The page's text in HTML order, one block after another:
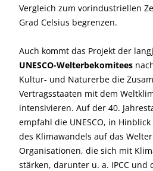
Vergleich zum vorindustriellen
Grad Celsius begrenzen.
Auch kommt das Projekt der
UNESCO-Welterbekomitees
Kultur- und Naturerbe die
Vertragsstaaten mit dem
intensivieren. Auf der 40.
empfahl die UNESCO, in
des Klimawandels auf das
Organisationen, die sich mit
stärken, darunter u. a. IPCC und